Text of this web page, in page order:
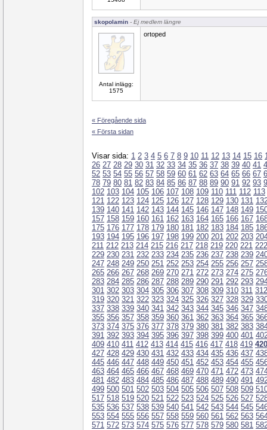
skopolamin - Ej medlem längre
Antal inlägg:
1575
ortoped
« Föregående sida
« Första sidan
Visar sida: 1 2 3 4 5 6 7 8 9 10 11 12 13 14 15 16
26 27 28 29 30 31 32 33 34 35 36 37 38 39 40 41
52 53 54 55 56 57 58 59 60 61 62 63 64 65 66 67
78 79 80 81 82 83 84 85 86 87 88 89 90 91 92 93
102 103 104 105 106 107 108 109 110 111 112 113
121 122 123 124 125 126 127 128 129 130 131
139 140 141 142 143 144 145 146 147 148 149
157 158 159 160 161 162 163 164 165 166 167
175 176 177 178 179 180 181 182 183 184 185
193 194 195 196 197 198 199 200 201 202 203
211 212 213 214 215 216 217 218 219 220 221 222
229 230 231 232 233 234 235 236 237 238 239
247 248 249 250 251 252 253 254 255 256 257
265 266 267 268 269 270 271 272 273 274 275
283 284 285 286 287 288 289 290 291 292 293
301 302 303 304 305 306 307 308 309 310 311 312
319 320 321 322 323 324 325 326 327 328 329
337 338 339 340 341 342 343 344 345 346 347
355 356 357 358 359 360 361 362 363 364 365
373 374 375 376 377 378 379 380 381 382 383
391 392 393 394 395 396 397 398 399 400 401
409 410 411 412 413 414 415 416 417 418 419 420
427 428 429 430 431 432 433 434 435 436 437
445 446 447 448 449 450 451 452 453 454 455
463 464 465 466 467 468 469 470 471 472 473
481 482 483 484 485 486 487 488 489 490 491
499 500 501 502 503 504 505 506 507 508 509
517 518 519 520 521 522 523 524 525 526 527
535 536 537 538 539 540 541 542 543 544 545
553 554 555 556 557 558 559 560 561 562 563
571 572 573 574 575 576 577 578 579 580 581